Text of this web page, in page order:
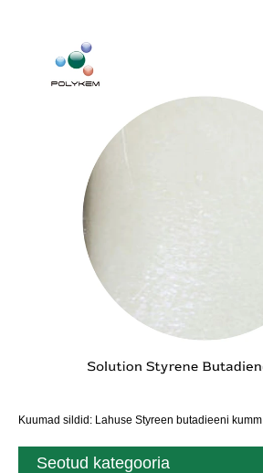
Kuumad sildid: Lahuse Styreen butadieeni kumm
Seotud kategooria